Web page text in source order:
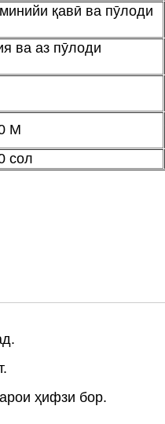
қавӣ ва пӯлоди
ва аз пӯлоди
М
сол
ҳифзи бор.